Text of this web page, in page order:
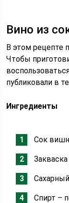
Вино из
В этом рецепте
Чтобы
публиковали в
Ингредиенты
Сок
Спирт –